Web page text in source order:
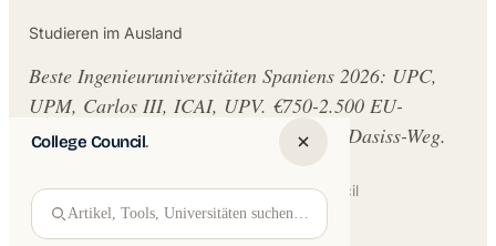
College Council.
Artikel, Tools, Universitäten suchen…
Studieren im Ausland
Beste Ingenieuruniversitäten Spaniens 2026: UPC,
UPM, Carlos III, ICAI, UPV. €750-2.500 EU-
Gebühr, englischsprachige Tracks, UNEDasiss-Weg.
Written byJakub Andre College Council
Updated 16 June 2026 · 13 min read